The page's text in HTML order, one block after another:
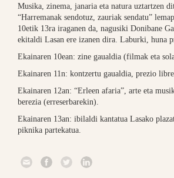
Musika, zinema, janaria eta natura uztartzen
“Harremanak sendotuz, zauriak sendatu”
10etik 13ra iraganen da, nagusiki Donibane
ekitaldi Lasan ere izanen dira. Laburki, huna
Ekainaren 10ean: zine gaualdia (filmak eta
Ekainaren 11n: kontzertu gaualdia, prezio
Ekainaren 12an: “Erleen afaria”, arte eta
berezia (erreserbarekin).
Ekainaren 13an: ibilaldi kantatua Lasako
piknika partekatua.